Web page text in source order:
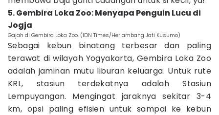
5. Gembira Loka Zoo: Menyapa Penguin Lucu di
Jogja
Gajah di Gembira Loka Zoo. (IDN Times/Herlambang Jati Kusumo)
Sebagai kebun binatang terbesar dan paling
terawat di wilayah Yogyakarta, Gembira Loka Zoo
adalah jaminan mutu liburan keluarga. Untuk rute
KRL, stasiun terdekatnya adalah Stasiun
Lempuyangan. Mengingat jaraknya sekitar 3-4
km, opsi paling efisien untuk sampai ke kebun